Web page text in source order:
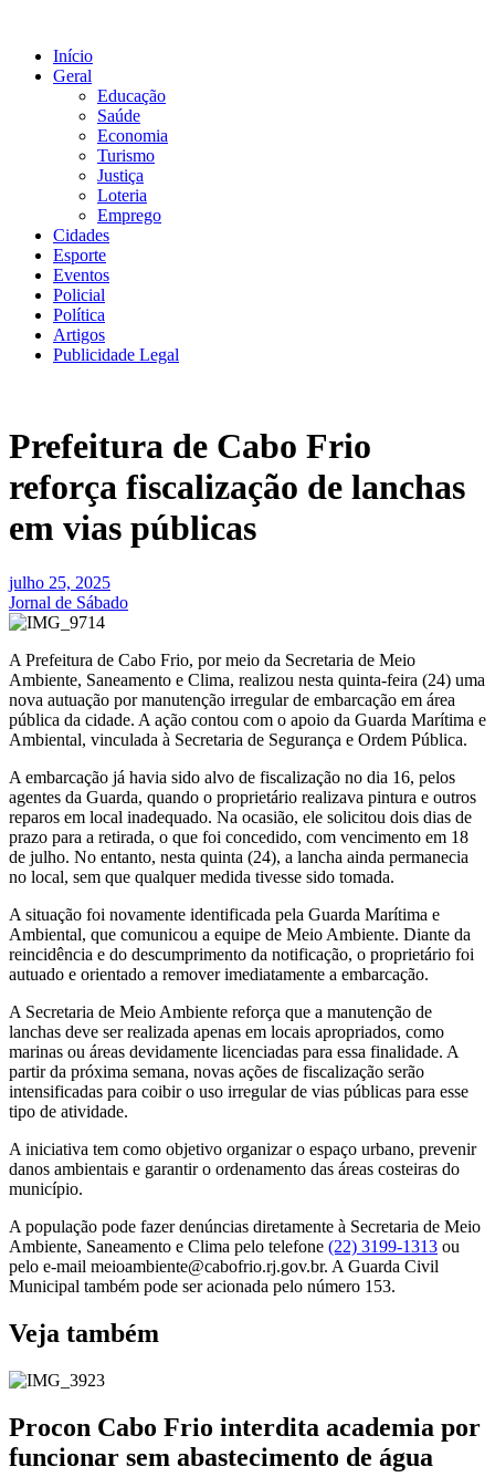
conteúdo
Início
Geral
Educação
Saúde
Economia
Turismo
Justiça
Loteria
Emprego
Cidades
Esporte
Eventos
Policial
Política
Artigos
Publicidade Legal
Prefeitura de Cabo Frio
reforça fiscalização de lanchas
em vias públicas
julho 25, 2025
Jornal de Sábado
A Prefeitura de Cabo Frio, por meio da Secretaria de Meio
Ambiente, Saneamento e Clima, realizou nesta quinta-feira (24) uma
nova autuação por manutenção irregular de embarcação em área
pública da cidade. A ação contou com o apoio da Guarda Marítima e
Ambiental, vinculada à Secretaria de Segurança e Ordem Pública.
A embarcação já havia sido alvo de fiscalização no dia 16, pelos
agentes da Guarda, quando o proprietário realizava pintura e outros
reparos em local inadequado. Na ocasião, ele solicitou dois dias de
prazo para a retirada, o que foi concedido, com vencimento em 18
de julho. No entanto, nesta quinta (24), a lancha ainda permanecia
no local, sem que qualquer medida tivesse sido tomada.
A situação foi novamente identificada pela Guarda Marítima e
Ambiental, que comunicou a equipe de Meio Ambiente. Diante da
reincidência e do descumprimento da notificação, o proprietário foi
autuado e orientado a remover imediatamente a embarcação.
A Secretaria de Meio Ambiente reforça que a manutenção de
lanchas deve ser realizada apenas em locais apropriados, como
marinas ou áreas devidamente licenciadas para essa finalidade. A
partir da próxima semana, novas ações de fiscalização serão
intensificadas para coibir o uso irregular de vias públicas para esse
tipo de atividade.
A iniciativa tem como objetivo organizar o espaço urbano, prevenir
danos ambientais e garantir o ordenamento das áreas costeiras do
município.
A população pode fazer denúncias diretamente à Secretaria de Meio
Ambiente, Saneamento e Clima pelo telefone (22) 3199-1313 ou
pelo e-mail meioambiente@cabofrio.rj.gov.br. A Guarda Civil
Municipal também pode ser acionada pelo número 153.
Veja também
Procon Cabo Frio interdita academia por
funcionar sem abastecimento de água